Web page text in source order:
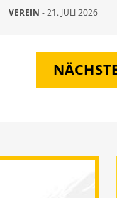
die Hotline erhältlich.
VEREIN- 21. JULI 2026